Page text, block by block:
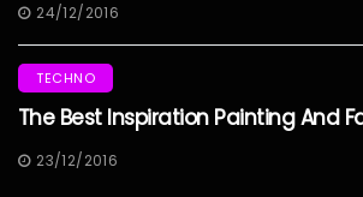
24/12/2016
TECHNO
The Best Inspiration Painting And
23/12/2016